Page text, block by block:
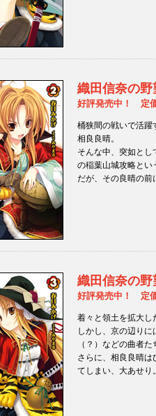
織田信奈の野
好評発売中！ 定価
桶狭間の戦いで活躍
相良良晴。
そんな中、突如とし
の稲葉山城攻略とい
だが、その良晴の前
織田信奈の野
好評発売中！ 定価
着々と領土を拡大し
しかし、京の辺り
（？）などの曲者た
さらに、相良良晴は
てしまい、大あせ